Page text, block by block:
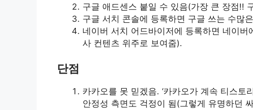
구글 애드센스 붙일 수 있음(가장 큰 장점!!
구글 서치 콘솔에 등록하면 구글 쓰는 수많
네이버 서치 어드바이저에 등록하면 네이
사 컨텐츠 위주로 보여줌).
단점
카카오를 못 믿겠음. ‘카카오가 계속 티스토
안정성 측면도 걱정이 됨(그렇게 유명하던